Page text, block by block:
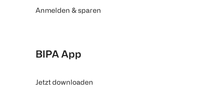
Anmelden & sparen
BIPA App
Jetzt downloaden